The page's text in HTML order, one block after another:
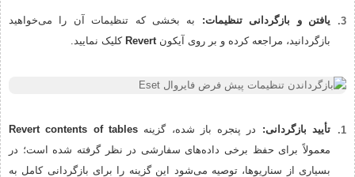
یافتن و بازگردانی تنظیمات: به بخشی که تنظیمات آن را می‌خواهید
بازگردانید، مراجعه کرده و بر روی آیکونRevert کلیک نمایید.
تأیید بازگردانی: در پنجره باز شده، گزینهRevert contents of tables
معمولاً برای حفظ برخی داده‌های سفارشی در نظر گرفته شده است؛ در
بسیاری از سناریوها، توصیه می‌شود این گزینه را برای بازگردانی کامل به